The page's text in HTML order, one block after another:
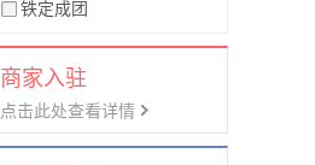
铁定成团
商家入驻
点击此处查看详情